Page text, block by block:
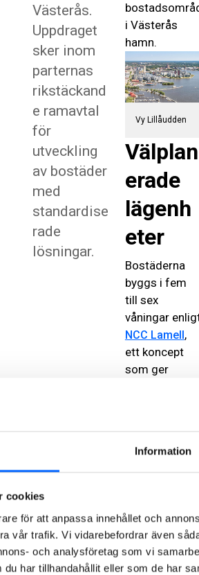
Information
cookies
för att anpassa innehållet och
vår trafik. Vi vidarebefordrar även
och analysföretag som vi
du har tillhandahållit eller som de har
Västerås.
Uppdraget
sker inom
parternas
rikstäckand
e ramavtal
för
utveckling
av bostäder
med
standardise
rade
lösningar.
i Västerås
hamn.
Vy Lillåudden
Välplan
erade
lägenh
eter
Bostäderna
byggs i fem
till sex
våningar
NCC Lamell,
ett koncept
som ger
, låg
energiförbruk
nomi. Husen
får
Svanenmärkni